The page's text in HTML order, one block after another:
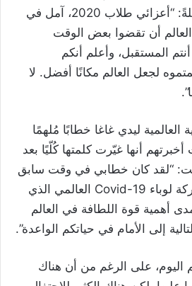
وعلّقت على الفيديو قائلةً: “أعزائي طلاب 2020، آمل في
أن تقضوا بعض الوقت
المستقبل، وأعلم أنكم
لجعل العالم مكانًا أفضل. لا
العالمية ليدي غاغا خطابًا مُلهمًا
2020، حيث أخبرتهم أنها غيّرت كلمتها كُلّيًا بعد
“لقد كان خطابي في وقت سابق
سيعكس التجربة المشتركة لوباء Covid-19 العالمي الذي
أهمية قوة اللطافة في العالم
إلى الأمام في حياتكم الواعدة”.
اليوم، على الرغم من أن هناك